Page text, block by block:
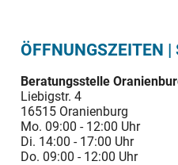
ÖFFNUNGSZEITEN |
Beratungsstelle
Liebigstr. 4
16515 Oranienburg
Mo. 09:00 - 12:00 Uhr
Di. 14:00 - 17:00 Uhr
Do. 09:00 - 12:00 Uhr